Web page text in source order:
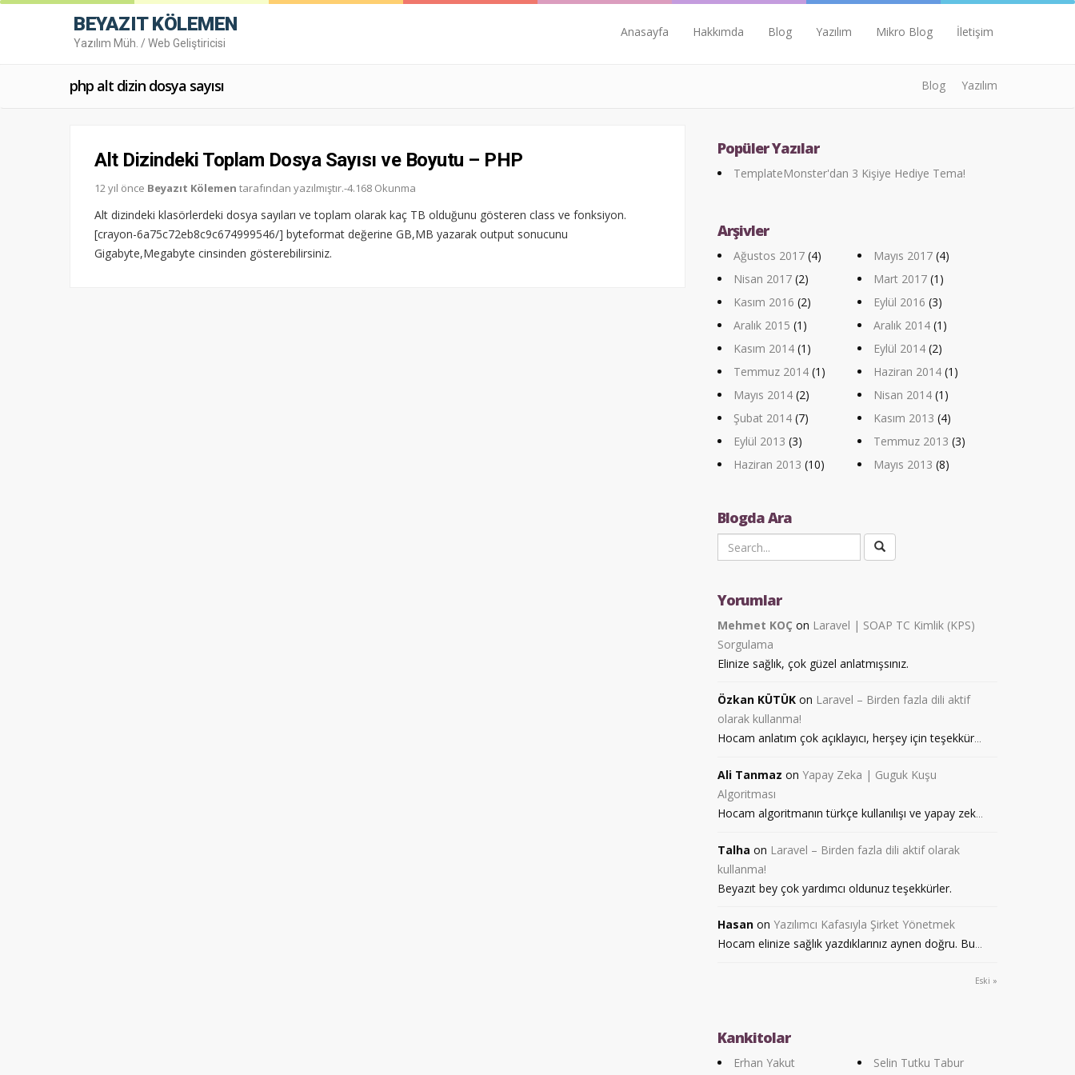
BEYAZIT KÖLEMEN
Yazılım Müh. / Web Geliştiricisi
Anasayfa Hakkımda Blog Yazılım Mikro Blog İletişim
php alt dizin dosya sayısı Blog Yazılım
Alt Dizindeki Toplam Dosya Sayısı ve Boyutu – PHP
12 yıl önce Beyazıt Kölemen tarafından yazılmıştır.-4.168 Okunma
Alt dizindeki klasörlerdeki dosya sayıları ve toplam olarak kaç TB olduğunu gösteren class ve fonksiyon.
[crayon-6a75c72eb8c9c674999546/] byteformat değerine GB,MB yazarak output sonucunu
Gigabyte,Megabyte cinsinden gösterebilirsiniz.
Popüler Yazılar
TemplateMonster'dan 3 Kişiye Hediye Tema!
Arşivler
Ağustos 2017 (4) Mayıs 2017 (4)
Nisan 2017 (2) Mart 2017 (1)
Kasım 2016 (2) Eylül 2016 (3)
Aralık 2015 (1) Aralık 2014 (1)
Kasım 2014 (1) Eylül 2014 (2)
Temmuz 2014 (1) Haziran 2014 (1)
Mayıs 2014 (2) Nisan 2014 (1)
Şubat 2014 (7) Kasım 2013 (4)
Eylül 2013 (3) Temmuz 2013 (3)
Haziran 2013 (10) Mayıs 2013 (8)
Blogda Ara
Yorumlar
Mehmet KOÇ on Laravel | SOAP TC Kimlik (KPS)
Sorgulama
Elinize sağlık, çok güzel anlatmışsınız.
Özkan KÜTÜK on Laravel – Birden fazla dili aktif
olarak kullanma!
Hocam anlatım çok açıklayıcı, herşey için teşekkür...
Ali Tanmaz on Yapay Zeka | Guguk Kuşu
Algoritması
Hocam algoritmanın türkçe kullanılışı ve yapay zek...
Talha on Laravel – Birden fazla dili aktif olarak
kullanma!
Beyazıt bey çok yardımcı oldunuz teşekkürler.
Hasan on Yazılımcı Kafasıyla Şirket Yönetmek
Hocam elinize sağlık yazdıklarınız aynen doğru. Bu...
Eski »
Kankitolar
Erhan Yakut Selin Tutku Tabur